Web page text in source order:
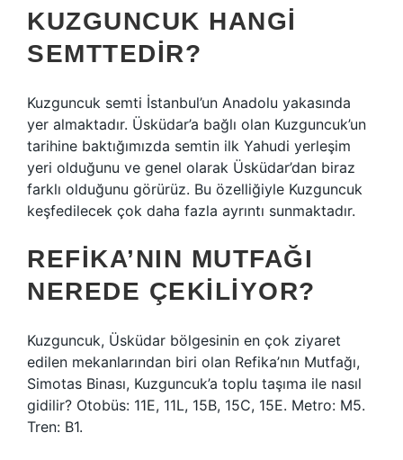
KUZGUNCUK HANGI
SEMTTEDIR?
Kuzguncuk semti İstanbul’un Anadolu yakasında
yer almaktadır. Üsküdar’a bağlı olan Kuzguncuk’un
tarihine baktığımızda semtin ilk Yahudi yerleşim
yeri olduğunu ve genel olarak Üsküdar’dan biraz
farklı olduğunu görürüz. Bu özelliğiyle Kuzguncuk
keşfedilecek çok daha fazla ayrıntı sunmaktadır.
REFIKA’NIN MUTFAĞI
NEREDE ÇEKILIYOR?
Kuzguncuk, Üsküdar bölgesinin en çok ziyaret
edilen mekanlarından biri olan Refika’nın Mutfağı,
Simotas Binası, Kuzguncuk’a toplu taşıma ile nasıl
gidilir? Otobüs: 11E, 11L, 15B, 15C, 15E. Metro: M5.
Tren: B1.